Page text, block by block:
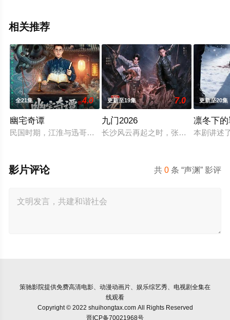
相关推荐
全21集 4.0
幽宅奇谭
民国时期，江淮与迅哥组成说书班子，偶遇“白天人住屋，晚上
更新至19集 7.0
九门2026
长沙风云再起之时，张启山（陈伟霆
更新至20集
凛冬下
本剧讲述
共0 条 “声渊” 影评
影片评论
策驰影院提供免费高清电影、动漫动画片、娱乐综艺秀、电视剧全集在
线观看
Copyright © 2022 shuihongtax.com All Rights Reserved
晋ICP备70021968号